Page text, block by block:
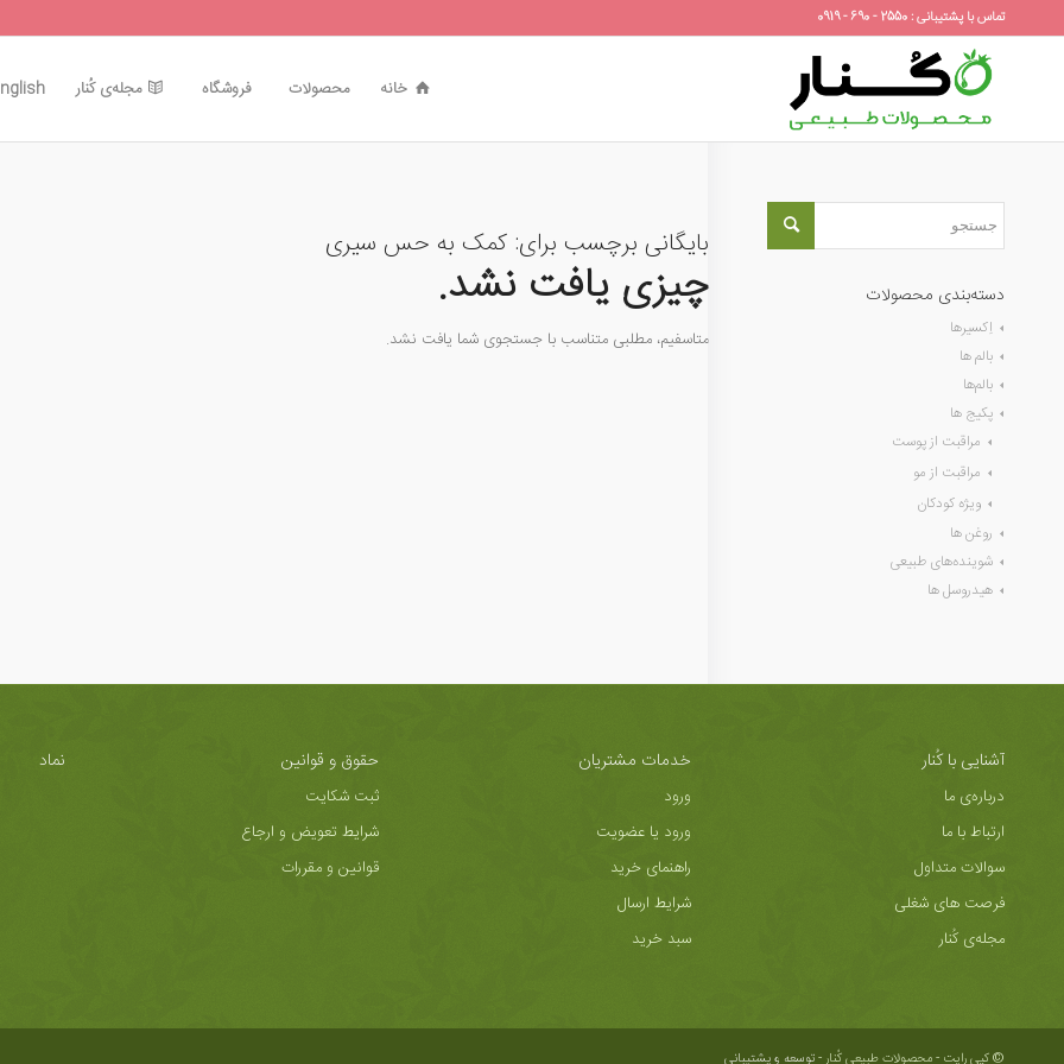
تماس با پشتیبانی : 2550 - 690 - 0919
خانه محصولات فروشگاه مجله‌ی کُنار
بایگانی برچسب برای: کمک به حس سیری
چیزی یافت نشد.
متاسفیم، مطلبی متناسب با جستجوی شما یافت نشد.
دسته‌بندی محصولات
اِکسیرها
بالم ها
بالم‌ها
پکیج ها
مراقبت از پوست
مراقبت از مو
ویژه کودکان
روغن ها
شوینده‌های طبیعی
هیدروسل ها
آشنایی با کُنار
درباره‌ی ما
ارتباط با ما
سوالات متداول
فرصت های شغلی
مجله‌ی کُنار
خدمات مشتریان
ورود
ورود یا عضویت
راهنمای خرید
شرایط ارسال
سبد خرید
حقوق و قوانین
ثبت شکایت
شرایط تعویض و ارجاع
قوانین و مقررات
نماد
© کپی رایت - محصولات طبیعی کُنار -توسعه و پشتیبانی